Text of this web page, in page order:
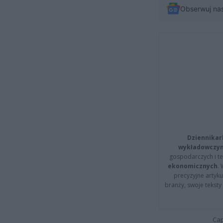
Obserwuj
gospodarczych i
ekonomicznych.
precyzyjne
branży, swoje